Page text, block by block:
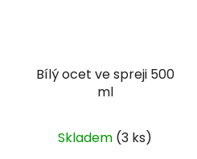
Bílý ocet ve spreji 500
ml
Skladem (3 ks)